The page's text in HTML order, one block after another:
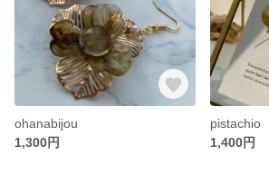
ohanabijou
1,300円
pistachio
1,400円